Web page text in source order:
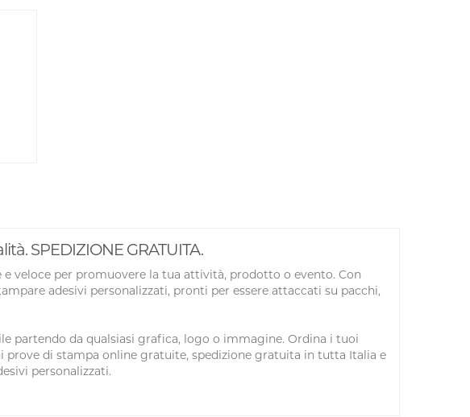
SPEDIZIONE GRATUITA.
veloce per promuovere la tua attività, prodotto o evento. Con
adesivi personalizzati, pronti per essere attaccati su pacchi,
partendo da qualsiasi grafica, logo o immagine. Ordina i tuoi
prove di stampa online gratuite, spedizione gratuita in tutta Italia e
personalizzati.